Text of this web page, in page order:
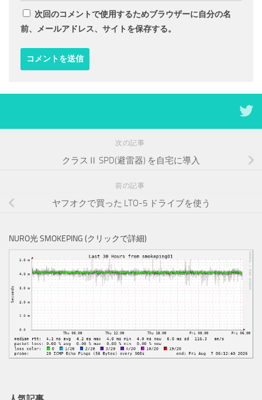
次回のコメントで使用するためブラウザーに自分の名
前、メールアドレス、サイトを保存する。
次の記事
クラスⅡ SPD(避雷器) を自宅に導入
前の記事
ヤフオクで買った LTO-5 ドライブを使う
NURO光 SMOKEPING (クリックで詳細)